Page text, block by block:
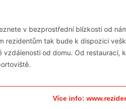
v bezprostřední blízkosti od
rezidentům tak bude k dispozici
vzdálenosti od domu. Od restaurací,
Více info: